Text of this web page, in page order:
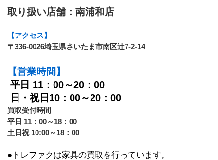
取り扱い店舗：南浦和店
【アクセス】
〒336-0026埼玉県さいたま市南区辻7-2-14
【営業時間】
平日 11：00～20：00
日・祝日10：00～20：00
買取受付時間
平日 11：00～18：00
土日祝 10:00～18：00
●トレファクは家具の買取を行っています。